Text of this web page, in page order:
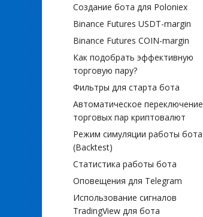
Создание бота для Poloniex
Binance Futures USDT-margin
Binance Futures COIN-margin
Как подобрать эффективную
торговую пару?
Фильтры для старта бота
Автоматическое переключение
торговых пар криптовалют
Режим симуляции работы бота
(Backtest)
Статистика работы бота
Оповещения для Telegram
Использование сигналов
TradingView для бота